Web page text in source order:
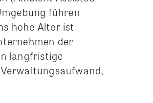
führen
hohe Alter ist
der
langfristige